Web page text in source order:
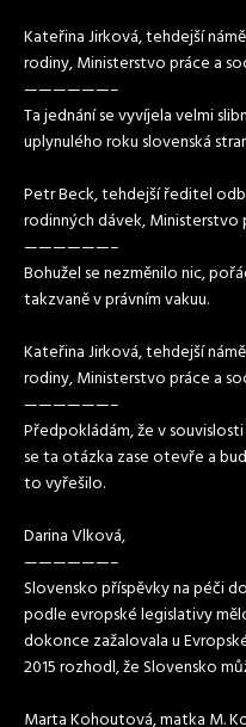
Kateřina Jirková, tehdejší
rodiny, Ministerstvo práce a
——————–
Ta jednání se vyvíjela velmi
uplynulého roku slovenská
Petr Beck, tehdejší ředitel
rodinných dávek, Ministerstvo
——————–
Bohužel se nezměnilo nic,
takzvaně v právním vakuu.
Kateřina Jirková, tehdejší
rodiny, Ministerstvo práce a
——————–
Předpokládám, že v
se ta otázka zase otevře a
to vyřešilo.
Darina Vlková,
——————–
Slovensko příspěvky na péči
podle evropské legislativy
dokonce zažalovala u
2015 rozhodl, že Slovensko
Marta Kohoutová, matka M.